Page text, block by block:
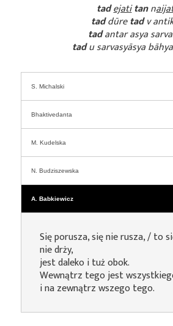
tadejatitann
taddūretadv
tadantar asya
tadu sarvasyāsya
S. Michalski
Bhaktivedanta
M. Kudelska
N. Budziszewska
A. Babkiewicz
Się porusza, się nie rusza, / to
nie drży,
jest daleko i tuż obok.
Wewnątrz tego jest
i na zewnątrz wszego tego.